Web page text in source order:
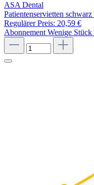
ASA Dental
Patientenservietten
Regulärer Preis: 20,59 €
Abonnement Wenige